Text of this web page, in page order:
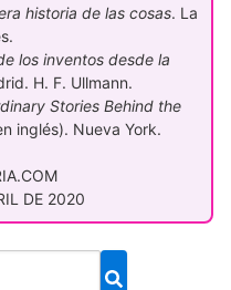
historia de las cosas. La
los inventos desde la
H. F. Ullmann.
Stories Behind the
inglés). Nueva York.
DE 2020